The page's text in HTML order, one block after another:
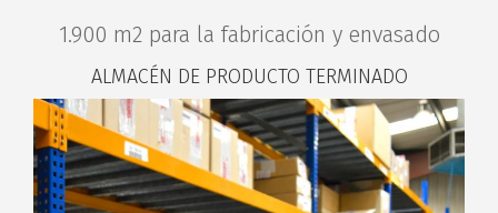
1.900 m2 para la fabricación y envasado
ALMACÉN DE PRODUCTO TERMINADO